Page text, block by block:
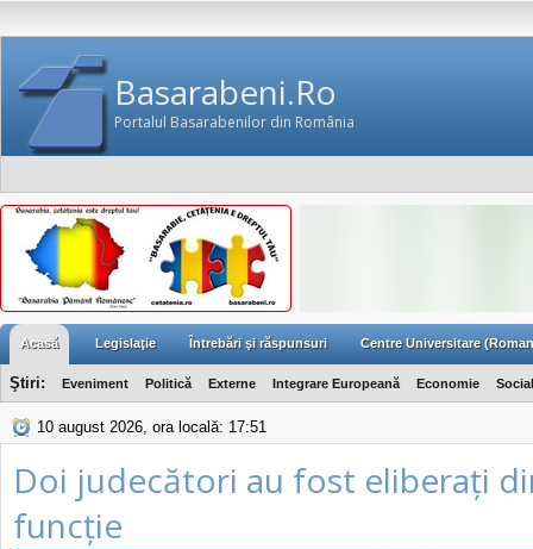
Basarabeni.Ro
Portalul Basarabenilor din România
Acasă Legislaţie Întrebări şi răspunsuri Centre Universitare
Ştiri: Eveniment Politică Externe Integrare Europeană Economie Social
10 august 2026, ora locală: 17:51
Doi judecători au fost eliberați
funcție